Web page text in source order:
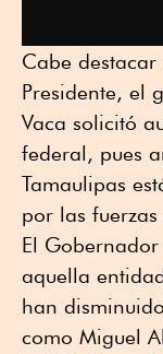
Cabe
Presidente, el
Vaca solicitó
federal, pues
Tamaulipas
por las fuerzas
El
aquella
han
como Miguel